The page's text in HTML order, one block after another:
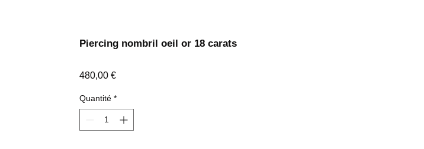
Piercing nombril oeil or 18 carats
480,00 €Prix
Quantité *